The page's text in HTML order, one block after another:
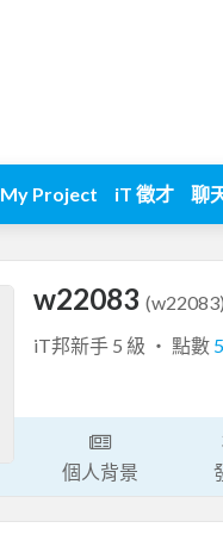
My Project iT 徵才 聊
w22083
iT邦新手 5 級 ‧ 點數
個人背景